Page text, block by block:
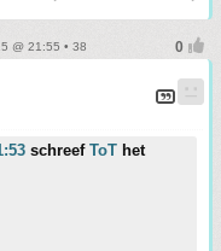
@ 21:55 • 38
schreef ToT het